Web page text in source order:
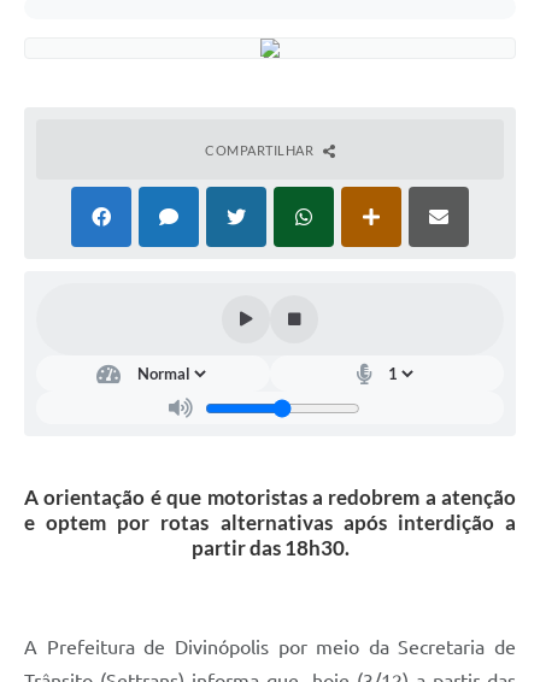
COMPARTILHAR
A orientação é que motoristas a redobrem a atenção
e optem por rotas alternativas após interdição a
partir das 18h30.
A Prefeitura de Divinópolis por meio da Secretaria de